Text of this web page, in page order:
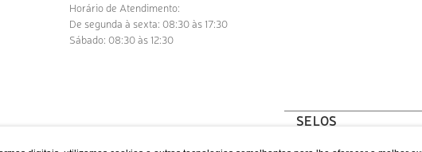
Horário de Atendimento:
De segunda à sexta: 08:30 às 17:30
Sábado: 08:30 às 12:30
SELOS